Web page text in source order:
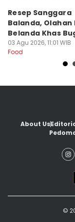
Resep Sanggara
Balanda, Olahan
Belanda Khas
03 Agu 2026, 11:01 WIB
Food
About Us
©